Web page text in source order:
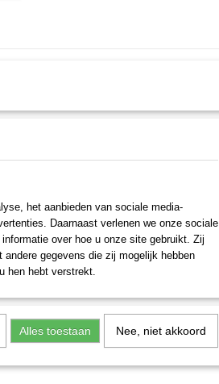
USA
GGX - requires part GGXJSR
het aanbieden van sociale media-
Daarnaast verlenen we onze sociale
over hoe u onze site gebruikt. Zij
gegevens die zij mogelijk hebben
hen hebt verstrekt.
Alles toestaan Nee, niet akkoord